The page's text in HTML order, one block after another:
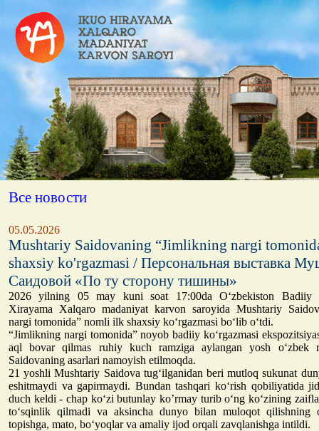
Все новости
05.05.2026
Mushtariy Saidovaning “Jimlikning nargi
shaxsiy ko'rgazmasi / Персональная выставка
Саидовой «По ту сторону тишины»
2026 yilning 05 may kuni soat 17:00da O‘zbekiston Badiiy
Xirayama Xalqaro madaniyat karvon saroyida Mushtariy
nargi tomonida” nomli ilk shaxsiy ko‘rgazmasi bo‘lib o‘tdi.
“Jimlikning nargi tomonida” noyob badiiy ko‘rgazmasi
aql bovar qilmas ruhiy kuch ramziga aylangan yosh o‘zbek
Saidovaning asarlari namoyish etilmoqda.
21 yoshli Mushtariy Saidova tug‘ilganidan beri mutloq sukunat
eshitmaydi va gapirmaydi. Bundan tashqari ko‘rish qobiliyatida
duch keldi - chap ko‘zi butunlay ko’rmay turib o‘ng ko‘zining
to‘sqinlik qilmadi va aksincha dunyo bilan muloqot qilishning
topishga, mato, bo‘yoqlar va amaliy ijod orqali zavqlanishga intildi.